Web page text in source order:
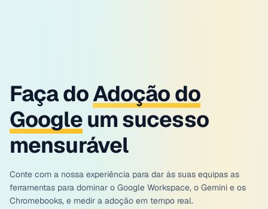
Faça doAdoção do
Googleum sucesso
mensurável
Conte com a nossa experiência para dar às suas equipas as
ferramentas para dominar o Google Workspace, o Gemini e os
Chromebooks, e medir a adoção em tempo real.